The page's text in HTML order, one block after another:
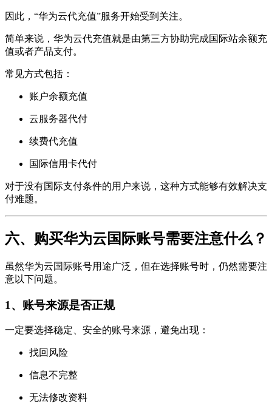
因此，“华为云代充值”服务开始受到关注。
简单来说，华为云代充值就是由第三方协助完成国际站余额充
值或者产品支付。
常见方式包括：
账户余额充值
云服务器代付
续费代充值
国际信用卡代付
对于没有国际支付条件的用户来说，这种方式能够有效解决支
付难题。
六、购买华为云国际账号需要注意什么？
虽然华为云国际账号用途广泛，但在选择账号时，仍然需要注
意以下问题。
1、账号来源是否正规
一定要选择稳定、安全的账号来源，避免出现：
找回风险
信息不完整
无法修改资料